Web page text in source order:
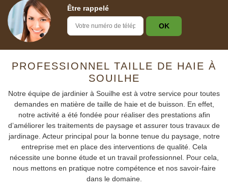
Être rappelé
PROFESSIONNEL TAILLE DE HAIE À
SOUILHE
Notre équipe de jardinier à Souilhe est à votre service pour toutes
demandes en matière de taille de haie et de buisson. En effet,
notre activité a été fondée pour réaliser des prestations afin
d’améliorer les traitements de paysage et assurer tous travaux de
jardinage. Acteur principal pour la bonne tenue du paysage, notre
entreprise met en place des interventions de qualité. Cela
nécessite une bonne étude et un travail professionnel. Pour cela,
nous mettons en pratique notre compétence et nos savoir-faire
dans le domaine.